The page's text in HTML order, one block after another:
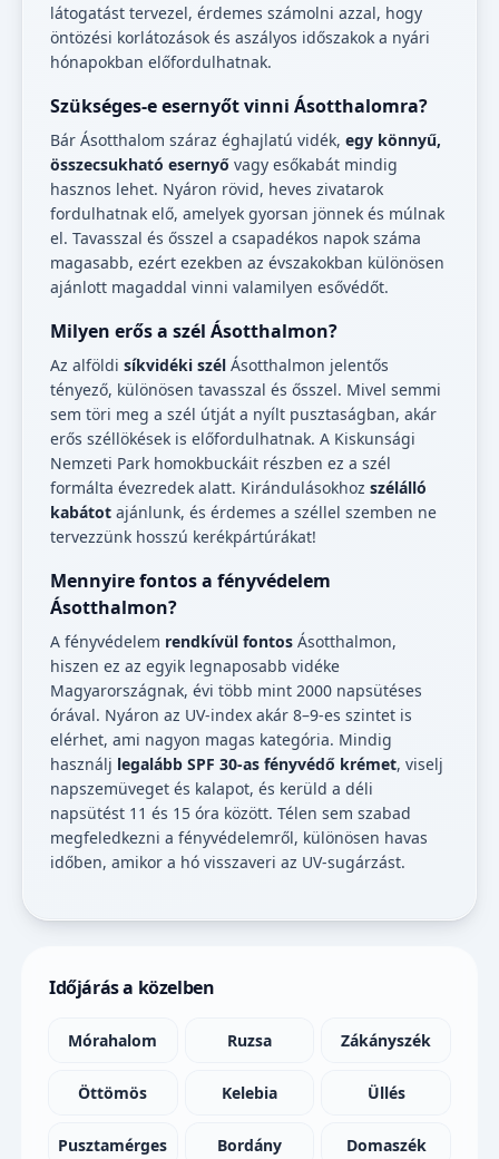
látogatást tervezel, érdemes számolni azzal, hogy
öntözési korlátozások és aszályos időszakok a nyári
hónapokban előfordulhatnak.
Szükséges-e esernyőt vinni Ásotthalomra?
Bár Ásotthalom száraz éghajlatú vidék, egy könnyű,
összecsukható esernyő vagy esőkabát mindig
hasznos lehet. Nyáron rövid, heves zivatarok
fordulhatnak elő, amelyek gyorsan jönnek és múlnak
el. Tavasszal és ősszel a csapadékos napok száma
magasabb, ezért ezekben az évszakokban különösen
ajánlott magaddal vinni valamilyen esővédőt.
Milyen erős a szél Ásotthalmon?
Az alföldi síkvidéki szél Ásotthalmon jelentős
tényező, különösen tavasszal és ősszel. Mivel semmi
sem töri meg a szél útját a nyílt pusztaságban, akár
erős széllökések is előfordulhatnak. A Kiskunsági
Nemzeti Park homokbuckáit részben ez a szél
formálta évezredek alatt. Kirándulásokhoz szélálló
kabátot ajánlunk, és érdemes a széllel szemben ne
tervezzünk hosszú kerékpártúrákat!
Mennyire fontos a fényvédelem
Ásotthalmon?
A fényvédelem rendkívül fontos Ásotthalmon,
hiszen ez az egyik legnaposabb vidéke
Magyarországnak, évi több mint 2000 napsütéses
órával. Nyáron az UV-index akár 8–9-es szintet is
elérhet, ami nagyon magas kategória. Mindig
használj legalább SPF 30-as fényvédő krémet, viselj
napszemüveget és kalapot, és kerüld a déli
napsütést 11 és 15 óra között. Télen sem szabad
megfeledkezni a fényvédelemről, különösen havas
időben, amikor a hó visszaveri az UV-sugárzást.
Időjárás a közelben
Mórahalom Ruzsa Zákányszék
Öttömös Kelebia Üllés
Pusztamérges Bordány Domaszék